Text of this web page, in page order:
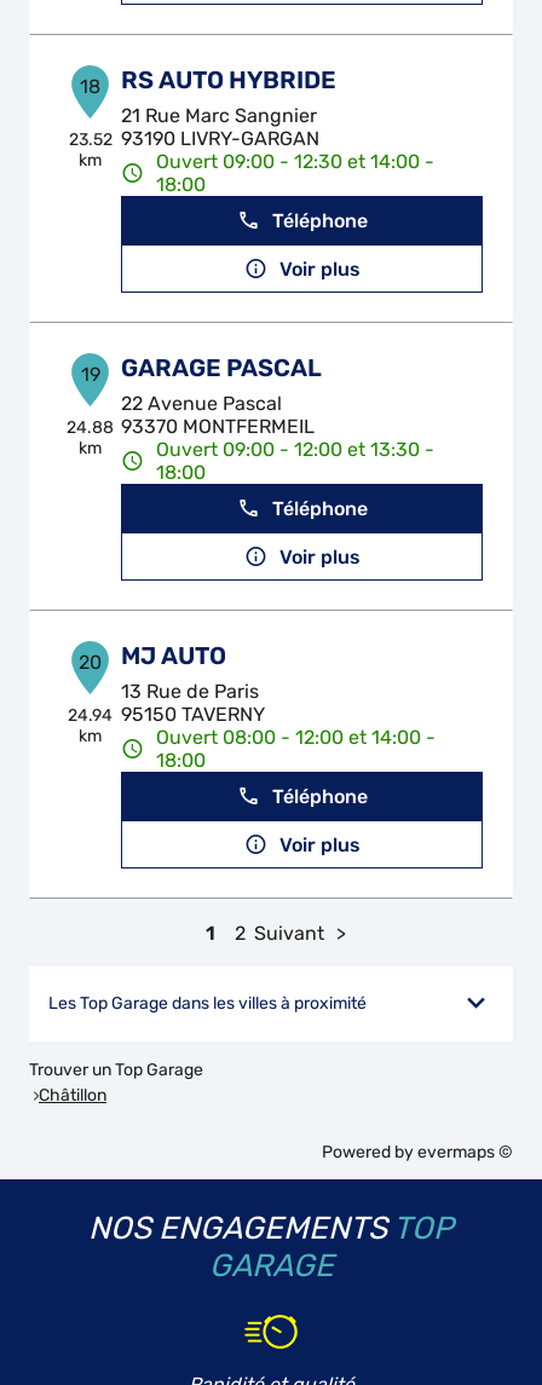
18
23.52
km
RS AUTO HYBRIDE
21 Rue Marc Sangnier
93190 LIVRY-GARGAN
Ouvert 09:00 - 12:30 et 14:00 -
18:00
Téléphone
Voir plus
19
24.88
km
GARAGE PASCAL
22 Avenue Pascal
93370 MONTFERMEIL
Ouvert 09:00 - 12:00 et 13:30 -
18:00
Téléphone
Voir plus
20
24.94
km
MJ AUTO
13 Rue de Paris
95150 TAVERNY
Ouvert 08:00 - 12:00 et 14:00 -
18:00
Téléphone
Voir plus
1 2 Suivant
Les Top Garage dans les villes à proximité
Trouver un Top Garage
Châtillon
Powered byevermaps ©
NOS ENGAGEMENTS TOP
GARAGE